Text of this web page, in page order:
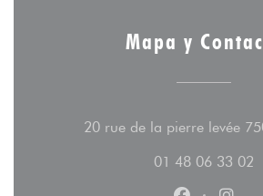
Mapa y
20 rue de la pierre levée
01 48 06 33 02